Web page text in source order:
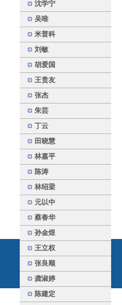
沈学宁
吴唯
米普科
刘敏
胡爱国
王贵友
张杰
朱芸
丁云
田晓慧
林嘉平
陈涛
林绍梁
元以中
蔡春华
孙金煜
王立权
张良顺
龚淑婷
陈建定